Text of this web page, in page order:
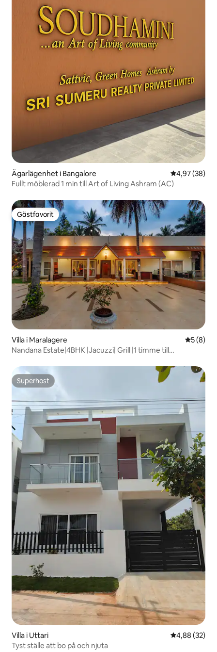
Ägarlägenhet i Bangalore 4,97 av 5 i
4,97 (38)
Fullt möblerad 1 min till Art of Living Ashram (AC)
Gästfavorit
Gästfavorit
Villa i Maralagere 5 av 5 i
5 (8)
Nandana Estate|4BHK |Jacuzzi| Grill |1 timme till
Superhost
Superhost
Villa i Uttari 4,88 av 5 i
4,88 (32)
Tyst ställe att bo på och njuta